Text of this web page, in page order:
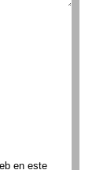
en este